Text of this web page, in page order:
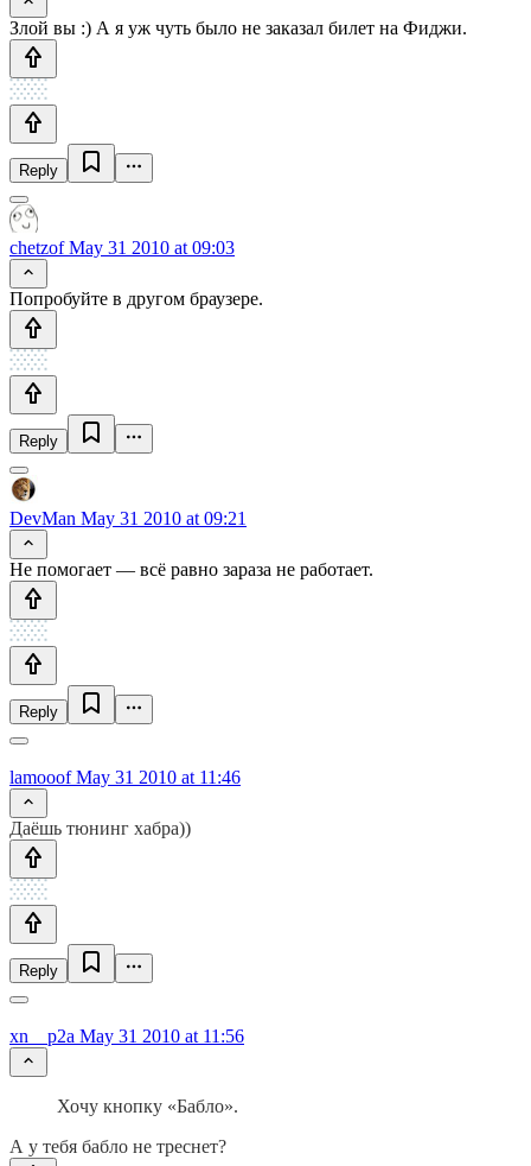
Злой вы :) А я уж чуть было не заказал билет на Фиджи.
Reply
chetzofMay 31 2010 at 09:03
Попробуйте в другом браузере.
Reply
DevMan May 31 2010 at 09:21
Не помогает — всё равно зараза не работает.
Reply
lamooofMay 31 2010 at 11:46
Даёшь тюнинг хабра))
Reply
xn__p2a May 31 2010 at 11:56
Хочу кнопку «Бабло».
А у тебя бабло не треснет?